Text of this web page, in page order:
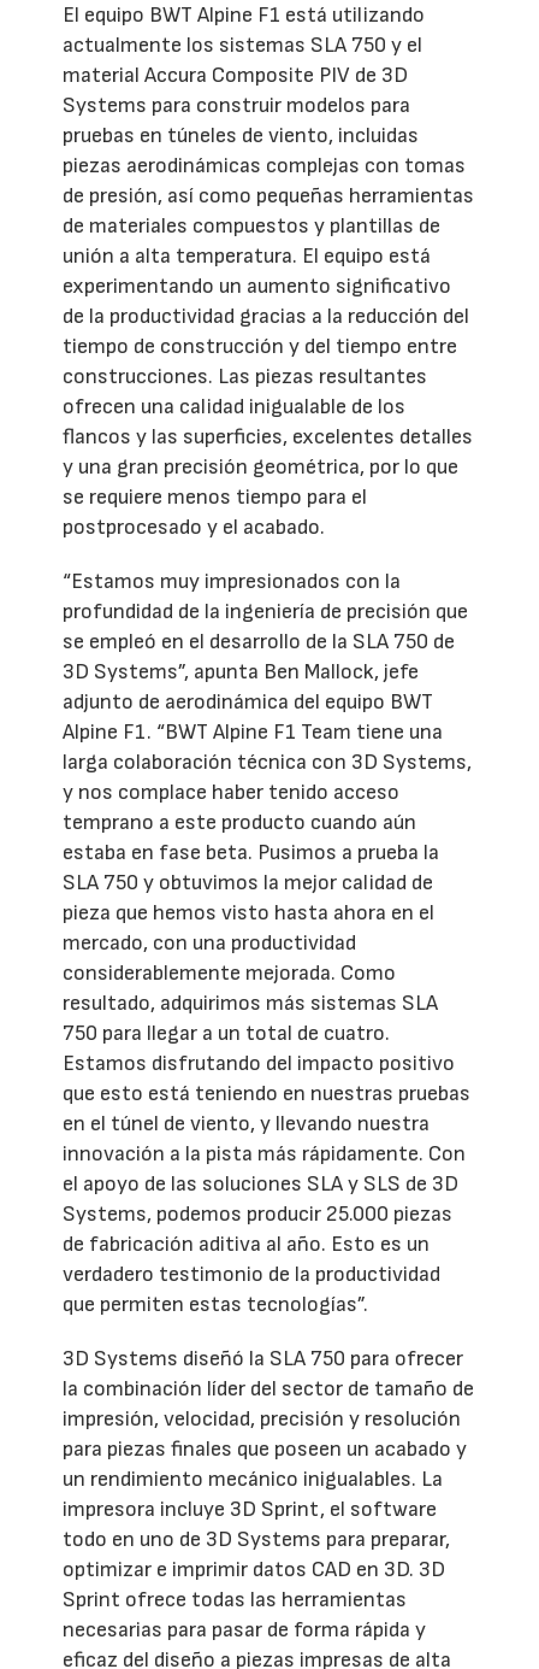
El equipo BWT Alpine F1 está utilizando
actualmente los sistemas SLA 750 y el
material Accura Composite PIV de 3D
Systems para construir modelos para
pruebas en túneles de viento, incluidas
piezas aerodinámicas complejas con tomas
de presión, así como pequeñas herramientas
de materiales compuestos y plantillas de
unión a alta temperatura. El equipo está
experimentando un aumento significativo
de la productividad gracias a la reducción del
tiempo de construcción y del tiempo entre
construcciones. Las piezas resultantes
ofrecen una calidad inigualable de los
flancos y las superficies, excelentes detalles
y una gran precisión geométrica, por lo que
se requiere menos tiempo para el
postprocesado y el acabado.
“Estamos muy impresionados con la
profundidad de la ingeniería de precisión que
se empleó en el desarrollo de la SLA 750 de
3D Systems”, apunta Ben Mallock, jefe
adjunto de aerodinámica del equipo BWT
Alpine F1. “BWT Alpine F1 Team tiene una
larga colaboración técnica con 3D Systems,
y nos complace haber tenido acceso
temprano a este producto cuando aún
estaba en fase beta. Pusimos a prueba la
SLA 750 y obtuvimos la mejor calidad de
pieza que hemos visto hasta ahora en el
mercado, con una productividad
considerablemente mejorada. Como
resultado, adquirimos más sistemas SLA
750 para llegar a un total de cuatro.
Estamos disfrutando del impacto positivo
que esto está teniendo en nuestras pruebas
en el túnel de viento, y llevando nuestra
innovación a la pista más rápidamente. Con
el apoyo de las soluciones SLA y SLS de 3D
Systems, podemos producir 25.000 piezas
de fabricación aditiva al año. Esto es un
verdadero testimonio de la productividad
que permiten estas tecnologías”.
3D Systems diseñó la SLA 750 para ofrecer
la combinación líder del sector de tamaño de
impresión, velocidad, precisión y resolución
para piezas finales que poseen un acabado y
un rendimiento mecánico inigualables. La
impresora incluye 3D Sprint, el software
todo en uno de 3D Systems para preparar,
optimizar e imprimir datos CAD en 3D. 3D
Sprint ofrece todas las herramientas
necesarias para pasar de forma rápida y
eficaz del diseño a piezas impresas de alta